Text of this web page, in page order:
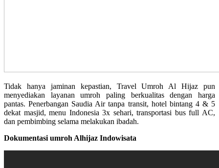
Tidak hanya jaminan kepastian, Travel Umroh Al Hijaz pun
menyediakan layanan umroh paling berkualitas dengan harga
pantas. Penerbangan Saudia Air tanpa transit, hotel bintang 4 & 5
dekat masjid, menu Indonesia 3x sehari, transportasi bus full AC,
dan pembimbing selama melakukan ibadah.
Dokumentasi umroh Alhijaz Indowisata